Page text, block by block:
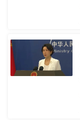
ग
इं
डि